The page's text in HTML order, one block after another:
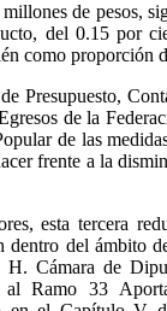
de pesos,
del 0.15 por
como proporción
Presupuesto,
de la
de las
frente a la
esta tercera
dentro del ámbito
H. Cámara de
Ramo 33